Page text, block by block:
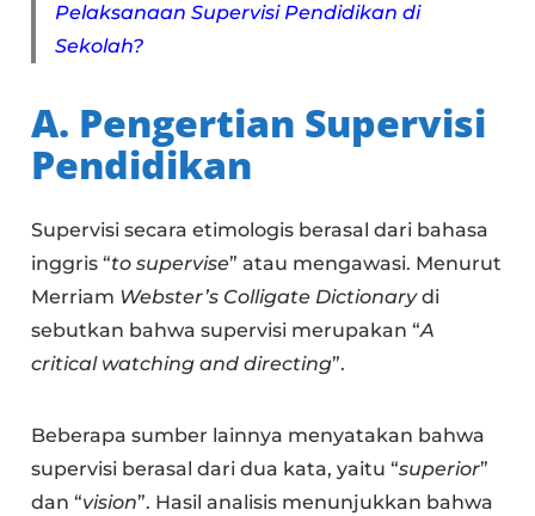
Pelaksanaan Supervisi Pendidikan di
Sekolah?
A. Pengertian Supervisi
Pendidikan
Supervisi secara etimologis berasal dari bahasa
inggris “to supervise” atau mengawasi. Menurut
Merriam Webster’s Colligate Dictionarydi
sebutkan bahwa supervisi merupakan “A
critical watching and directing”.
Beberapa sumber lainnya menyatakan bahwa
supervisi berasal dari dua kata, yaitu “superior”
dan “vision”. Hasil analisis menunjukkan bahwa